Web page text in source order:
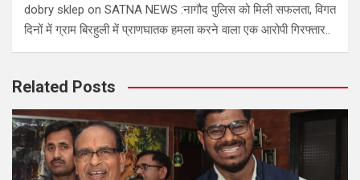
dobry sklep on SATNA NEWS :नागौद पुलिस को मिली सफलता, विगत
दिनों में ग्राम बिरहुली में प्राणघातक हमला करने वाला एक आरोपी गिरफ्तार..
Related Posts